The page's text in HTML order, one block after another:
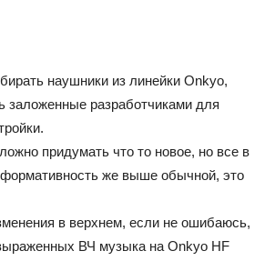
наушники из линейки Onkyo,
заложенные разработчиками для
придумать что то новое, но все в
же выше обычной, это
в верхнем, если не ошибаюсь,
ВЧ музыка на Onkyo HF